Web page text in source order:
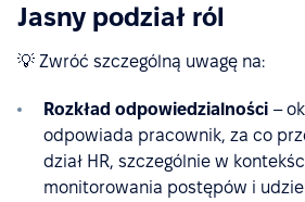
Jasny podział ról
💡 Zwróć szczególną uwagę na:
Rozkład odpowiedzialności –
odpowiada pracownik, za co
dział HR, szczególnie w
monitorowania postępów i